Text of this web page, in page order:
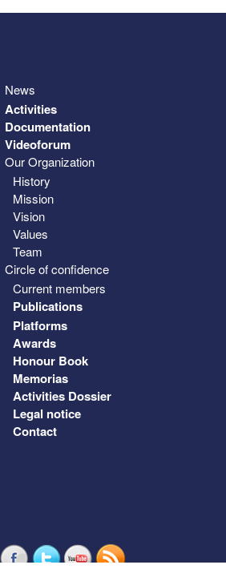
News
Activities
Documentation
Videoforum
Our Organization
History
Mission
Vision
Values
Team
Circle of confidence
Current members
Publications
Platforms
Awards
Honour Book
Memorias
Activities Dossier
Legal notice
Contact